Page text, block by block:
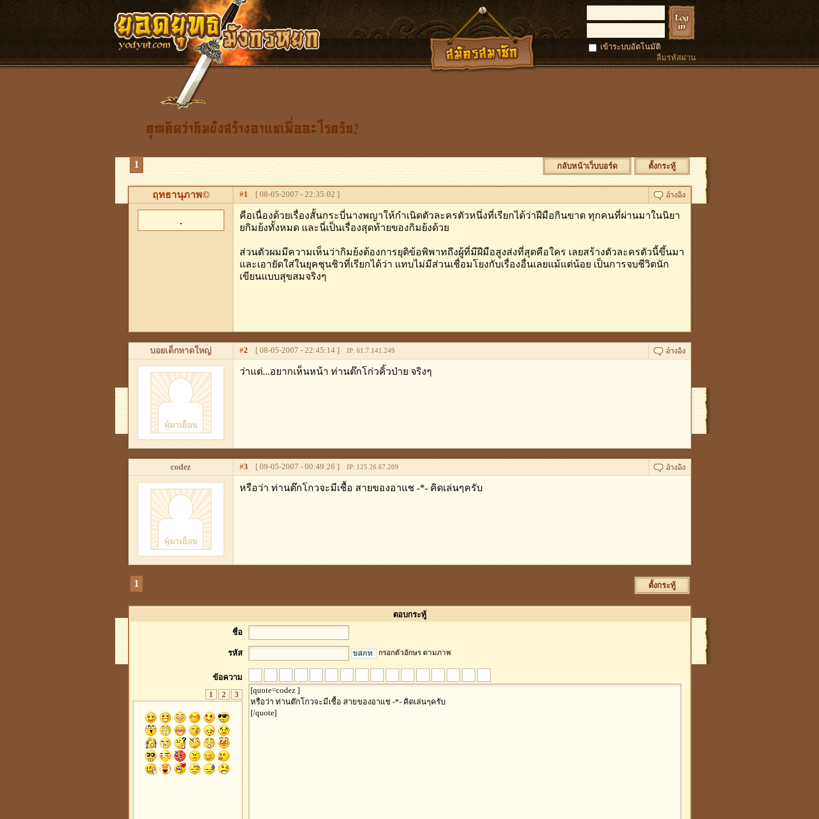
เข้าระบบอัตโนมัติ
ลืมรหัสผ่าน
คุณคิดว่ากิมย้งสร้างอาแชเพื่ออะไรครับ?
1 กลับหน้าเว็บบอร์ด ตั้งกระทู้
ฤทธานุภาพ© #1 [ 08-05-2007 - 22:35:02 ]
คือเนื่องด้วยเรื่องสั้นกระบี่นางพญาให้กำเนิดตัวละครตัวหนึ่งที่เรียกได้ว่าฝีมือกินขาด ทุกคนที่ผ่านมาในนิยา
ยกิมย้งทั้งหมด และนี่เป็นเรื่องสุดท้ายของกิมย้งด้วย
ส่วนตัวผมมีความเห็นว่ากิมย้งต้องการยุติข้อพิพาทถึงผู้ที่มีฝีมือสูงส่งที่สุดคือใคร เลยสร้างตัวละครตัวนี้ขึ้นมา
และเอายัดใส่ในยุคชุนชิวที่เรียกได้ว่า แทบไม่มีส่วนเชื่อมโยงกับเรื่องอื่นเลยแม้แต่น้อย เป็นการจบชีวิตนัก
เขียนแบบสุขสมจริงๆ
บอยเด็กหาดใหญ่ #2 [ 08-05-2007 - 22:45:14 ] IP: 61.7.141.249
ว่าแต่...อยากเห็นหน้า ท่านต๊กโก่วคิ้วป่าย จริงๆ
codez #3 [ 09-05-2007 - 00:49:26 ] IP: 125.26.67.209
หรือว่า ท่านต๊กโกวจะมีเชื้อ สายของอาแช -*- คิดเล่นๆครับ
1 ตั้งกระทู้
ตอบกระทู้
ชื่อ
รหัส กรอกตัวอักษร ตามภาพ
ข้อความ
1
2 3